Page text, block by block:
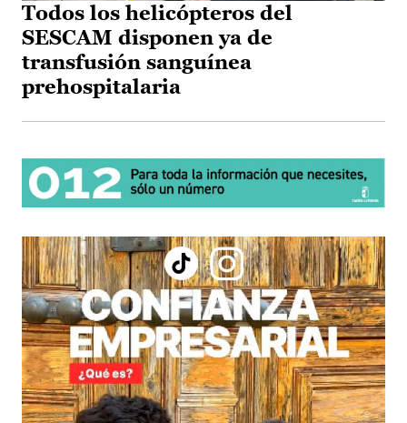
Todos los helicópteros del
SESCAM disponen ya de
transfusión sanguínea
prehospitalaria